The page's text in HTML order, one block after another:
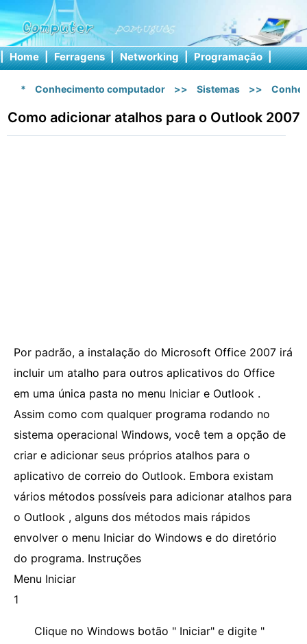
| Home | Ferragens | Networking | Programação |
* Conhecimento computador >> Sistemas >>
Como adicionar atalhos para o Outlook 2007
Por padrão, a instalação do Microsoft Office 2007 irá
incluir um atalho para outros aplicativos do Office
em uma única pasta no menu Iniciar e Outlook .
Assim como com qualquer programa rodando no
sistema operacional Windows, você tem a opção de
criar e adicionar seus próprios atalhos para o
aplicativo de correio do Outlook. Embora existam
vários métodos possíveis para adicionar atalhos para
o Outlook , alguns dos métodos mais rápidos
envolver o menu Iniciar do Windows e do diretório
do programa. Instruções
Menu Iniciar
1
Clique no Windows botão " Iniciar" e digite "